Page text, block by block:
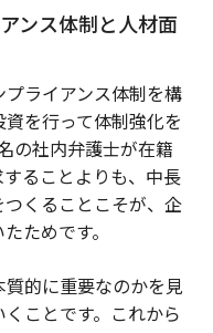
ンス体制と人材面
ライアンス体制を構
を行って体制強化を
の社内弁護士が在籍
ることよりも、中長
くることこそが、企
ためです。
的に重要なのかを見
ことです。これから